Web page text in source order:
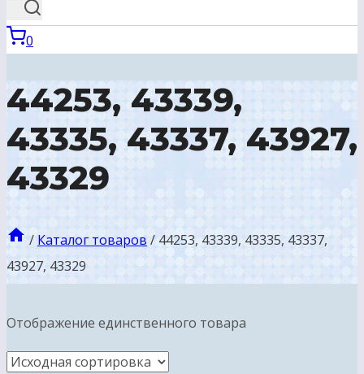
0
44253, 43339,
43335, 43337, 43927,
43329
/ Каталог товаров / 44253, 43339, 43335, 43337,
43927, 43329
Отображение единственного товара